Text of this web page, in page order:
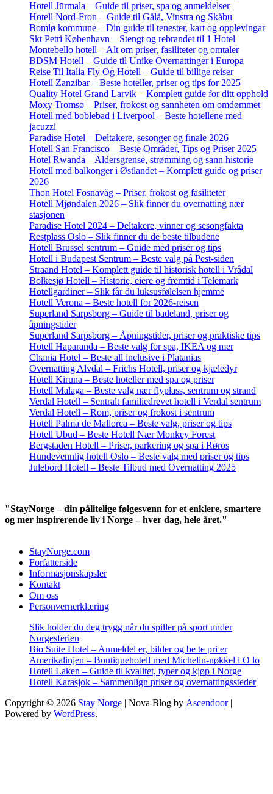
Hotell Jūrmala – Guide til priser, spa og anmeldelser
Hotell Nord-Fron – Guide til Gålå, Vinstra og Skåbu
Bomlø kommune – Din guide til tenester, kart og opplevingar
Skt Petri København – Stengt og rebrandet til 1 Hotel
Montebello hotell – Alt om priser, fasiliteter og omtaler
BDSM Hotell – Guide til Unike Overnattinger i Europa
Reise Til Italia Fly Og Hotell – Guide til billige reiser
Hotell Zanzibar – Beste hoteller, priser og tips for 2025
Quality Hotel Grand Larvik – Komplett guide for ditt opphold
Moxy Tromsø – Priser, frokost og sannheten om omdømmet
Hotell med boblebad i Liverpool – Beste hotellene med
jacuzzi
Paradise Hotel – Deltakere, sesonger og finale 2026
Hotell San Francisco – Beste Områder, Tips og Priser 2025
Hotel Rwanda – Aldersgrense, strømming og sann historie
Hotell med balkonger i Østlandet – Komplett guide og priser
2026
Thon Hotel Fosnavåg – Priser, frokost og fasiliteter
Hotell Mjøndalen 2026 – Slik finner du overnatting nær
stasjonen
Paradise Hotel 2024 – Deltakere, vinner og sesongfakta
Restplass Oslo – Slik finner du de beste tilbudene
Hotell Brussel sentrum – Guide med priser og tips
Hotell i Budapest Sentrum – Beste valg på Pest-siden
Straand Hotel – Komplett guide til historisk hotell i Vrådal
Bolkesjø Hotell – Historie, eiere og fremtid i Telemark
Hotellgardiner – Slik får du luksusfølelsen hjemme
Hotell Verona – Beste hotell for 2026-reisen
Superland Sarpsborg – Guide til badeland, priser og
åpningstider
Superland Sarpsborg – Åpningstider, priser og praktiske tips
Hotell Haparanda – Beste valg for spa, IKEA og mer
Chania Hotel – Beste all inclusive i Platanias
Overnatting Alvdal – Frichs Hotell, priser og kjæledyr
Hotell Kiruna – Beste hoteller med spa og priser
Hotell Malaga – Beste valg nær flyplass, sentrum og strand
Verdal Hotell – Sentralt familiedrevet hotell i Verdal sentrum
Verdal Hotell – Rom, priser og frokost i sentrum
Hotell Palma de Mallorca – Beste valg, priser og tips
Hotell Ubud – Beste Hotell Nær Monkey Forest
Bergstaden Hotell – Priser, parkering og spa i Røros
Hundevennlig hotell Oslo – Beste valg med priser og tips
Julebord Hotell – Beste Tilbud med Overnatting 2025
"StayNorge – din pålitelige følgesvenn for et enklere, smartere
og mer inspirerende liv i Norge – hver dag, hele året."
StayNorge.com
Forfatterside
Informasjonskapsler
Kontakt
Om oss
Personvernerklæring
Slik holder du deg trygg når du spiller på sport under
Norgesferien
Bio Suite Hotel – Anmeldel er, bilder og be te pri er
Amerikalinjen – Boutiquehotell med Michelin-nøkkel i O lo
Hotell Laken – Guide til kvalitet, typer og kjøp i Norge
Hotell Karasjok – Sammenlign priser og overnattingssteder
Copyright © 2026 Stay Norge | Nova Blog by Ascendoor|
Powered by WordPress.